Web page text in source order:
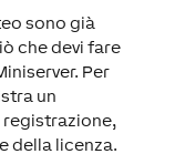
sono già
che devi fare
Per
un
della licenza.